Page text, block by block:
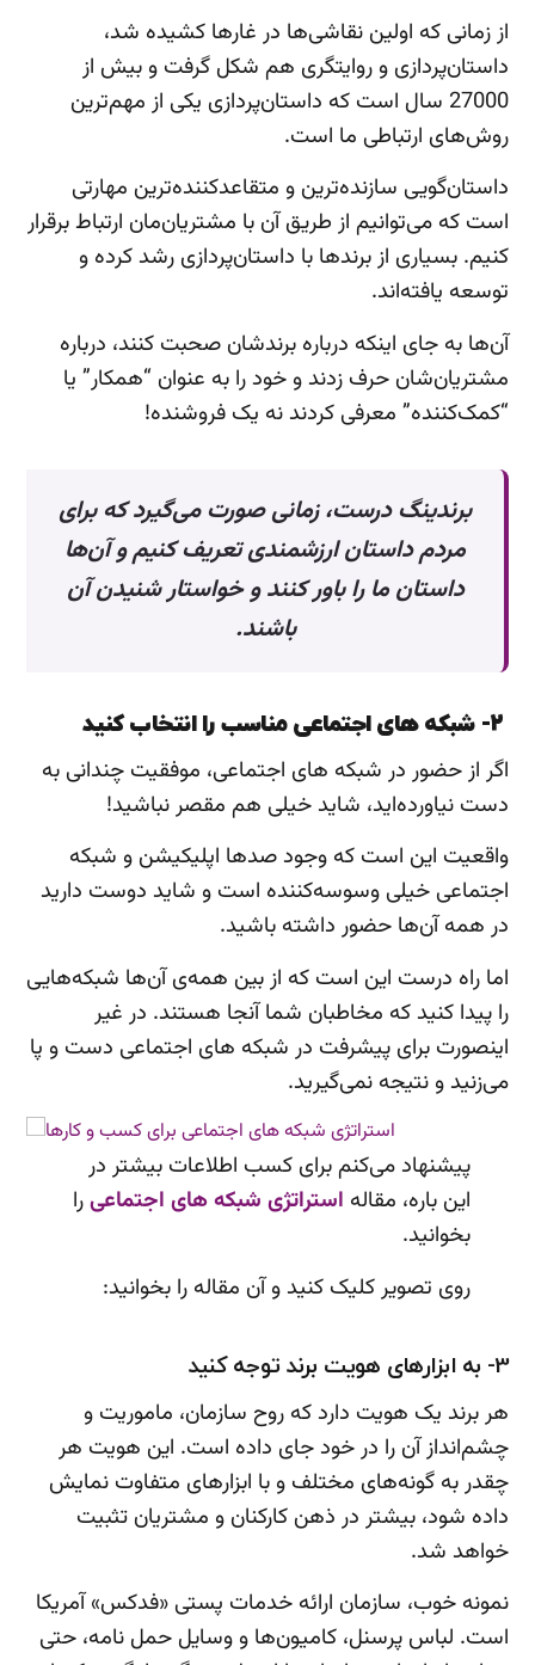
از زمانی که اولین نقاشی‌ها در غارها کشیده شد،
داستان‌پردازی و روایتگری هم شکل گرفت و بیش از
27000 سال است که داستان‌پردازی یکی از مهم‌ترین
روش‌های ارتباطی ما است.
داستان‌گویی سازنده‌ترین و متقاعدکننده‌ترین مهارتی
است که می‌توانیم از طریق آن با مشتریان‌مان ارتباط برقرار
کنیم. بسیاری از برندها با داستان‌پردازی رشد کرده و
توسعه ‌یافته‌اند.
آن‌ها به جای اینکه درباره برندشان صحبت کنند، درباره
مشتریان‌شان حرف زدند و خود را به عنوان “همکار” یا
“کمک‌کننده” معرفی کردند نه یک فروشنده!
برندینگ درست، زمانی صورت می‌گیرد که برای
مردم داستان ارزشمندی تعریف کنیم و آن‌ها
داستان ما را باور کنند و خواستار شنیدن آن
باشند.
اگر از حضور در شبکه های اجتماعی، موفقیت چندانی به
دست نیاورده‌اید، شاید خیلی هم مقصر نباشید!
واقعیت این است که وجود صدها اپلیکیشن و شبکه‌
اجتماعی خیلی وسوسه‌کننده است و شاید دوست دارید
در همه آن‌ها حضور داشته باشید.
اما راه درست این است که از بین همه‌ی آن‌ها شبکه‌هایی
را پیدا کنید که مخاطبان شما آنجا هستند. در غیر
اینصورت برای پیشرفت در شبکه های اجتماعی دست و پا
می‌زنید و نتیجه نمی‌گیرید.
پیشنهاد می‌کنم برای کسب اطلاعات بیشتر در
این باره، مقاله استراتژی شبکه های اجتماعیرا
بخوانید.
روی تصویر کلیک کنید و آن مقاله را بخوانید:
3- به ابزارهای هویت برند توجه کنید
هر برند یک هویت دارد که روح سازمان، ماموریت و
چشم‌انداز آن را در خود جای داده است. این هویت هر
چقدر به گونه‌های مختلف و با ابزارهای متفاوت نمایش
داده شود، بیشتر در ذهن کارکنان و مشتریان تثبیت
خواهد شد.
نمونه خوب، سازمان ارائه خدمات پستی «فدکس» آمریکا
است. لباس پرسنل، کامیون‌ها و وسایل حمل نامه، حتی